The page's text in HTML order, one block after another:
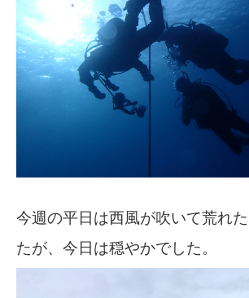
今週の平日は西風が吹いて荒れ
たが、今日は穏やかでした。